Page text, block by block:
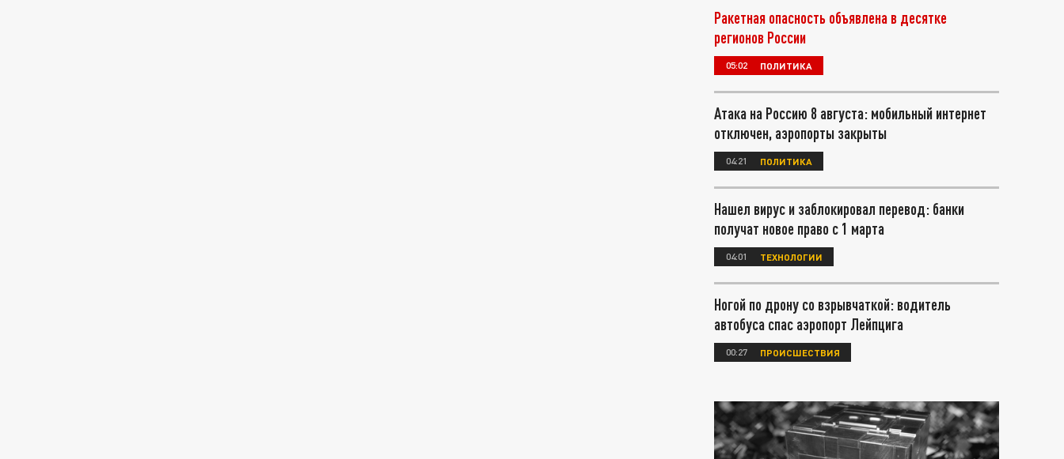
Ракетная опасность объявлена в десятке
регионов России
05:02 ПОЛИТИКА
Атака на Россию 8 августа: мобильный интернет
отключен, аэропорты закрыты
04:21 ПОЛИТИКА
Нашел вирус и заблокировал перевод: банки
получат новое право с 1 марта
04:01 ТЕХНОЛОГИИ
Ногой по дрону со взрывчаткой: водитель
автобуса спас аэропорт Лейпцига
00:27 ПРОИСШЕСТВИЯ